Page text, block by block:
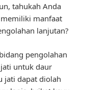
tahukah Anda
manfaat
lanjutan?
pengolahan
untuk daur
jati dapat diolah